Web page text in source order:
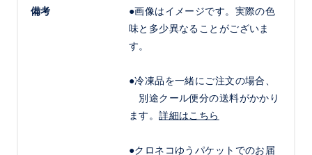
備考
●画像はイメージです。実際の色
味と多少異なることがございま
す。
●冷凍品を一緒にご注文の場合、
別途クール便分の送料がかかり
ます。詳細はこちら
●クロネコゆうパケットでのお届